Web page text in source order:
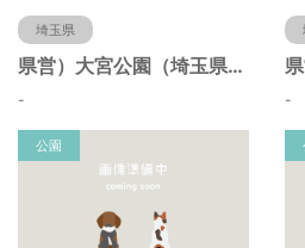
埼玉県
県営）大宮公園（埼玉県さいたま市）
- -
公園